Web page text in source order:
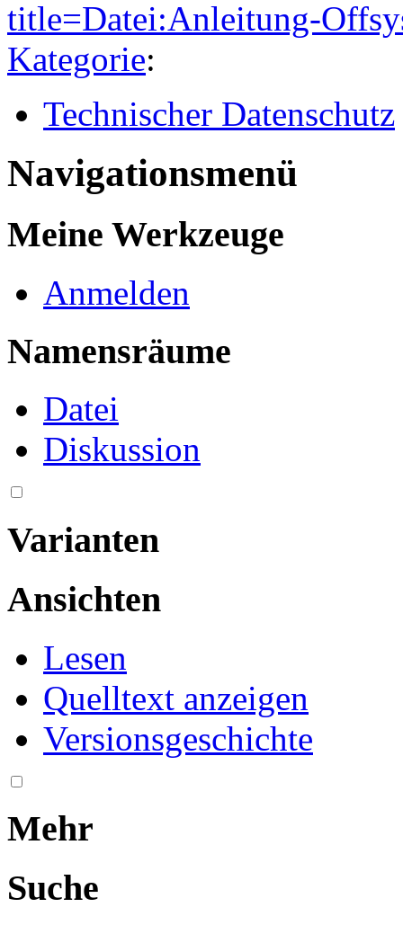
title=Datei:Anleitung-
Kategorie:
Technischer Datenschutz
Navigationsmenü
Meine Werkzeuge
Anmelden
Namensräume
Datei
Diskussion
Varianten
Ansichten
Lesen
Quelltext anzeigen
Versionsgeschichte
Mehr
Suche